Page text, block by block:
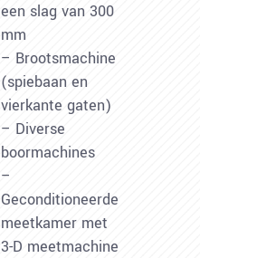
een slag van 300
mm
– Brootsmachine
(spiebaan en
vierkante gaten)
– Diverse
boormachines
–
Geconditioneerde
meetkamer met
3-D meetmachine